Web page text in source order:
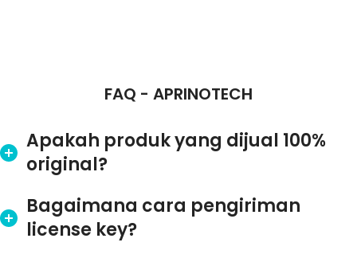
FAQ - APRINOTECH
Apakah produk yang dijual 100%
original?
Bagaimana cara pengiriman
license key?